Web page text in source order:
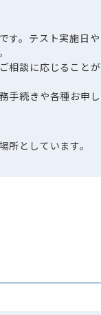
す。テスト実施日や
相談に応じることが
手続きや各種お申し
所としています。